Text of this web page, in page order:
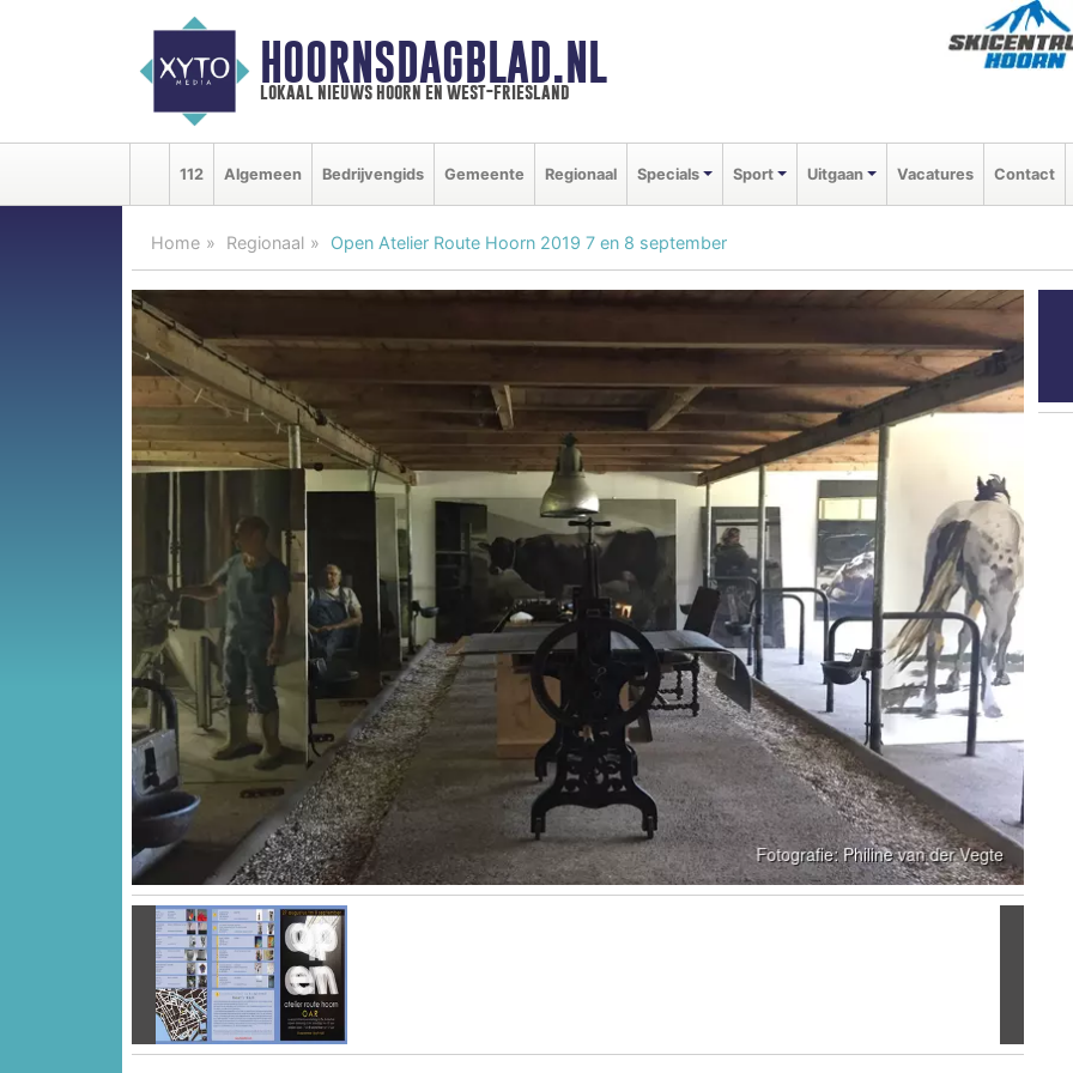
HOORNSDAGBLAD.NL
lokaal nieuws hoorn en west-friesland
112 Algemeen Bedrijvengids Gemeente Regionaal Specials Sport Uitgaan Vacatures Contact
Home Regionaal Open Atelier Route Hoorn 2019 7 en 8 september
Vorige